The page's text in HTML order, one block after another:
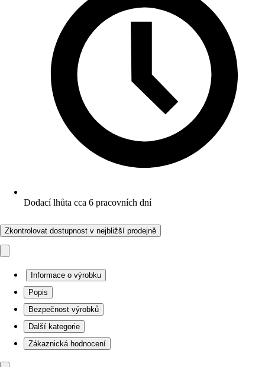
Dodací lhůta cca 6 pracovních dní
Zkontrolovat dostupnost v nejbližší prodejně
Informace o výrobku
Popis
Bezpečnost výrobků
Další kategorie
Zákaznická hodnocení